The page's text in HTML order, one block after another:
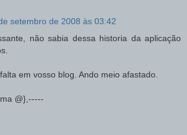
setembro de 2008 às 03:42
não sabia dessa historia da aplicação
em vosso blog. Ando meio afastado.
@},-----